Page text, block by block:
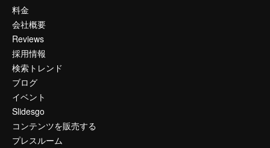
料金
会社概要
Reviews
採用情報
検索トレンド
ブログ
イベント
Slidesgo
コンテンツを販売する
プレスルーム